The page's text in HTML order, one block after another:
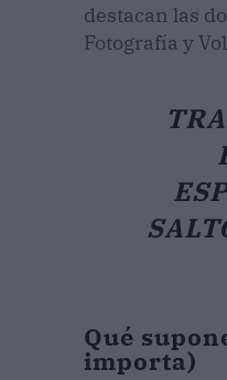
destacan las
Fotografía y
Qué
importa)